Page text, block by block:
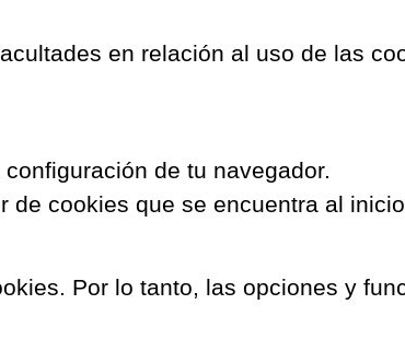
en relación al uso de las
de tu navegador.
cookies que se encuentra al
Por lo tanto, las opciones y